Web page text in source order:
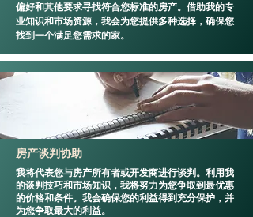
偏好和其他要求寻找符合您标准的房产。借助我的专
业知识和市场资源，我会为您提供多种选择，确保您
找到一个满足您需求的家。
房产谈判协助
我将代表您与房产所有者或开发商进行谈判。利用我
的谈判技巧和市场知识，我将努力为您争取到最优惠
的价格和条件。我会确保您的利益得到充分保护，并
为您争取最大的利益。